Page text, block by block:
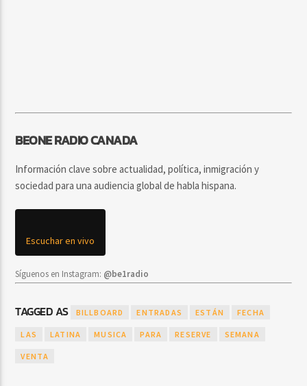
BEONE RADIO CANADA
Información clave sobre actualidad, política, inmigración y
sociedad para una audiencia global de habla hispana.
Escuchar en vivo
Síguenos en Instagram: @be1radio
TAGGED AS BILLBOARD ENTRADAS ESTÁN FECHA
LAS LATINA MUSICA PARA RESERVE SEMANA
VENTA